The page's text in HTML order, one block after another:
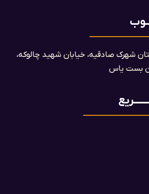
شهرک صادقیه، خیابان شهید چالوکه،
بست یاس​